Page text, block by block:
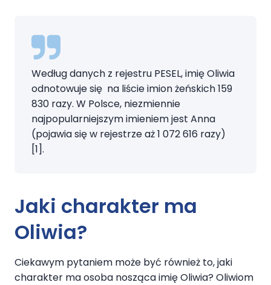
Według danych z rejestru PESEL, imię Oliwia
odnotowuje się na liście imion żeńskich 159
830 razy. W Polsce, niezmiennie
najpopularniejszym imieniem jest Anna
(pojawia się w rejestrze aż 1 072 616 razy)
[1].
Jaki charakter ma
Oliwia?
Ciekawym pytaniem może być również to, jaki
charakter ma osoba nosząca imię Oliwia? Oliwiom